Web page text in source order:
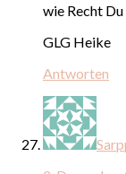
wie Recht
GLG Heike
Antworten